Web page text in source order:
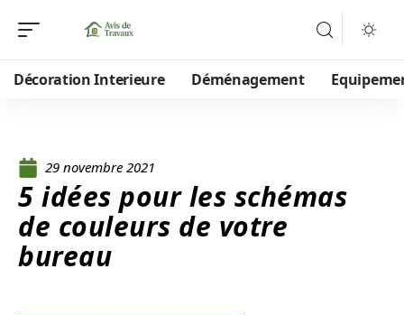
Décoration Interieure Déménagement
29 novembre 2021
5 idées pour les schémas
de couleurs de votre
bureau